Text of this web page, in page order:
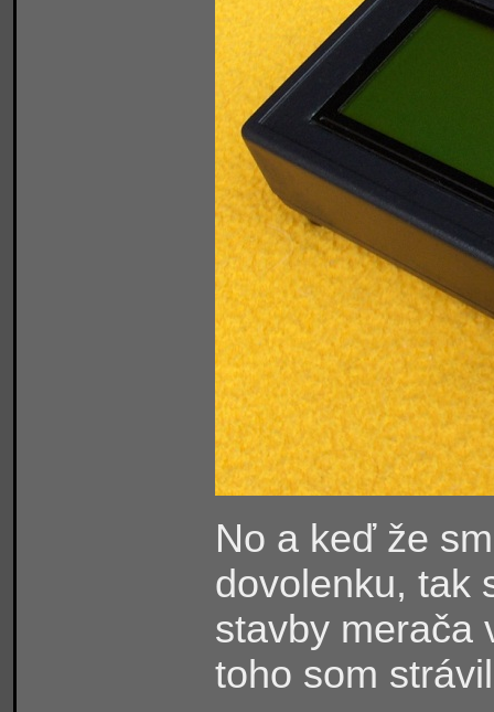
No a keď že
dovolenku, tak
stavby merača
toho som